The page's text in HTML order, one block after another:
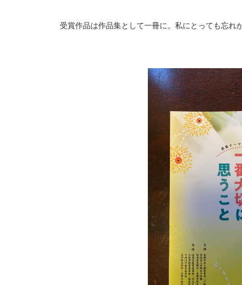
受賞作品は作品集として一冊に。私にとっても忘れ